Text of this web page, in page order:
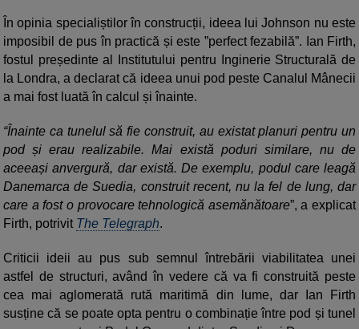
În opinia specialiștilor în construcții, ideea lui Johnson nu este
imposibil de pus în practică și este ”perfect fezabilă”. Ian Firth,
fostul președinte al Institutului pentru Inginerie Structurală de
la Londra, a declarat că ideea unui pod peste Canalul Mânecii
a mai fost luată în calcul și înainte.
“Înainte ca tunelul să fie construit, au existat planuri pentru un
pod și erau realizabile. Mai există poduri similare, nu de
aceeași anvergură, dar există. De exemplu, podul care leagă
Danemarca de Suedia, construit recent, nu la fel de lung, dar
care a fost o provocare tehnologică asemănătoare”, a explicat
Firth, potrivit The Telegraph.
Criticii ideii au pus sub semnul întrebării viabilitatea unei
astfel de structuri, având în vedere că va fi construită peste
cea mai aglomerată rută maritimă din lume, dar Ian Firth
susține că se poate opta pentru o combinație între pod și tunel